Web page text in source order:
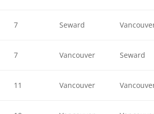
7 Seward
7 Vancouver Seward
11 Vancouver